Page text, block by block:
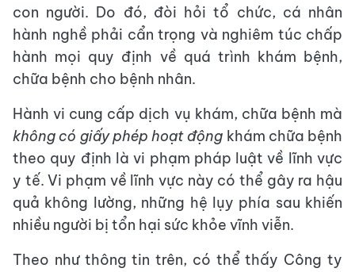
con người. Do đó, đòi hỏi tổ chức, cá nhân
hành nghề phải cẩn trọng và nghiêm túc chấp
hành mọi quy định về quá trình khám bệnh,
chữa bệnh cho bệnh nhân.
Hành vi cung cấp dịch vụ khám, chữa bệnh mà
không có giấy phép hoạt động khám chữa bệnh
theo quy định là vi phạm pháp luật về lĩnh vực
y tế. Vi phạm về lĩnh vực này có thể gây ra hậu
quả không lường, những hệ lụy phía sau khiến
nhiều người bị tổn hại sức khỏe vĩnh viễn.
Theo như thông tin trên, có thể thấy Công ty